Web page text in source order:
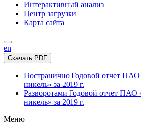
Интерактивный анализ
Центр загрузки
Карта сайта
en
Скачать PDF
Постранично Годовой отчет
никель» за 2019 г.
Разворотами Годовой отчет
никель» за 2019 г.
Меню